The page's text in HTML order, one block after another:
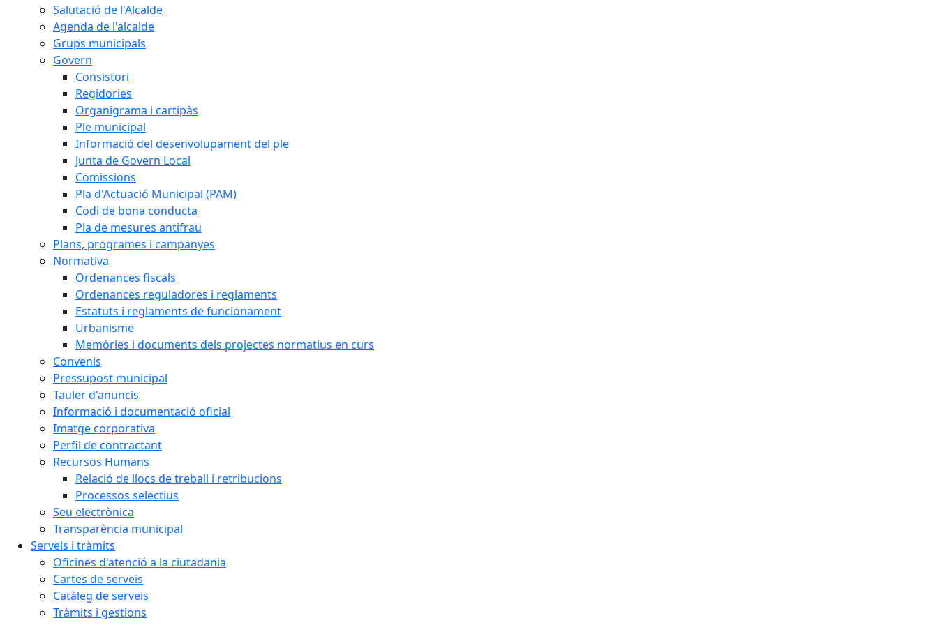
Salutació de l'Alcalde
Agenda de l'alcalde
Grups municipals
Govern
Consistori
Regidories
Organigrama i cartipàs
Ple municipal
Informació del desenvolupament del ple
Junta de Govern Local
Comissions
Pla d'Actuació Municipal (PAM)
Codi de bona conducta
Pla de mesures antifrau
Plans, programes i campanyes
Normativa
Ordenances fiscals
Ordenances reguladores i reglaments
Estatuts i reglaments de funcionament
Urbanisme
Memòries i documents dels projectes normatius en curs
Convenis
Pressupost municipal
Tauler d'anuncis
Informació i documentació oficial
Imatge corporativa
Perfil de contractant
Recursos Humans
Relació de llocs de treball i retribucions
Processos selectius
Seu electrònica
Transparència municipal
Serveis i tràmits
Oficines d'atenció a la ciutadania
Cartes de serveis
Catàleg de serveis
Tràmits i gestions